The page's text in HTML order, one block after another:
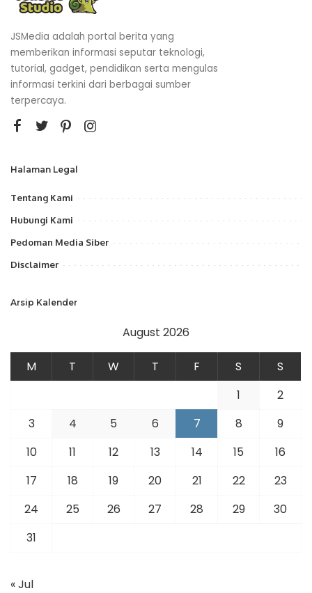
JSMedia adalah portal berita yang
memberikan informasi seputar teknologi,
tutorial, gadget, pendidikan serta mengulas
informasi terkini dari berbagai sumber
terpercaya.
Halaman Legal
Tentang Kami
Hubungi Kami
Pedoman Media Siber
Disclaimer
Arsip Kalender
August 2026
M T W T F S
S
1
2
3
4 5 6 7 8
9
10
11 12 13 14 15
16
17
18 19 20 21 22
23
24
25 26 27 28 29
30
31
« Jul